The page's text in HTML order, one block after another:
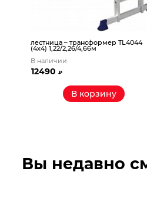
лестница – трансформер TL4044
(4х4) 1,22/2,26/4,66м
В наличии
12490₽
В корзину
Вы недавно